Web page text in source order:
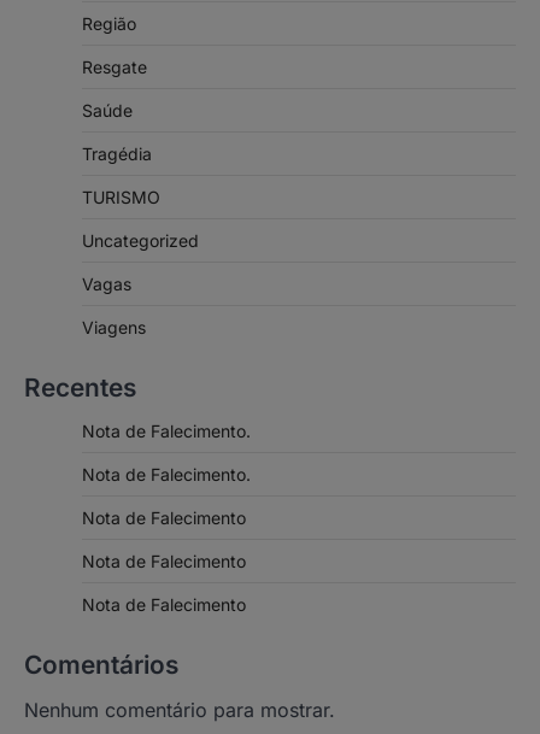
Região
Resgate
Saúde
Tragédia
TURISMO
Uncategorized
Vagas
Viagens
Recentes
Nota de Falecimento.
Nota de Falecimento.
Nota de Falecimento
Nota de Falecimento
Nota de Falecimento
Comentários
Nenhum comentário para mostrar.